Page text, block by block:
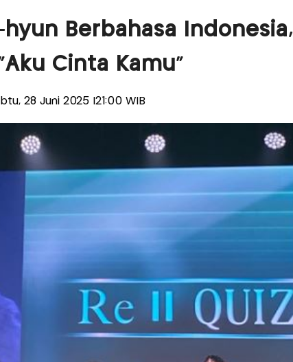
hyun Berbahasa Indonesia,
Cinta Kamu"
28 Juni 2025 |21:00 WIB